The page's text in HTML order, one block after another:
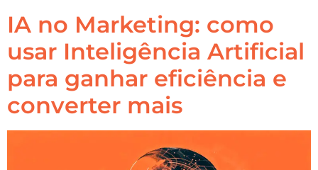
IA no Marketing: como
usar Inteligência Artificial
para ganhar eficiência e
converter mais